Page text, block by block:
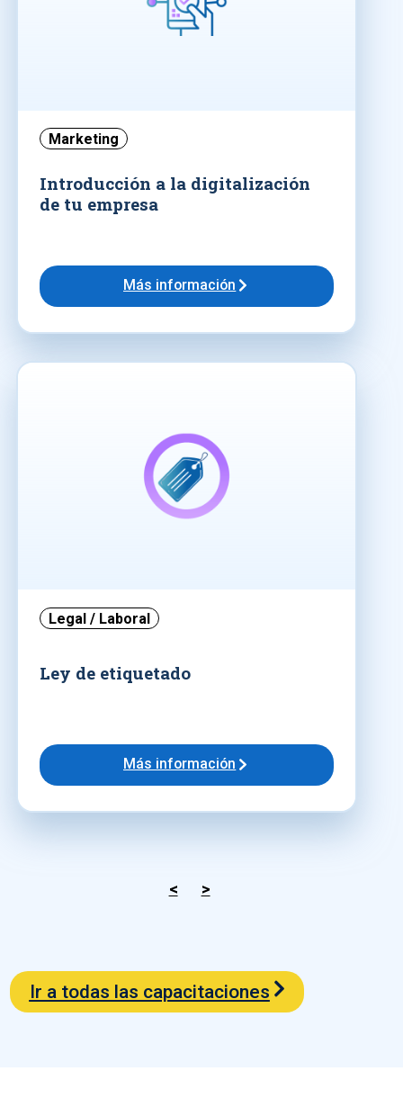
Marketing
Introducción a la digitalización
de tu empresa
Más información
Legal / Laboral
Ley de etiquetado
Más información
< >
Ir a todas las capacitaciones